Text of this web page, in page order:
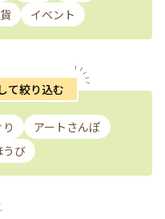
イベント
て絞り込む
アートさんぽ
うび